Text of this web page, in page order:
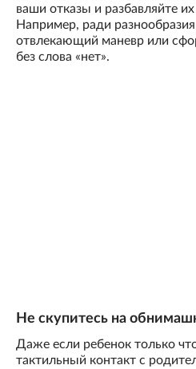
ваши отказы и разбавляйте
Например, ради
отвлекающий маневр или
без слова «нет».
Не скупитесь на
Даже если ребенок только
тактильный контакт с